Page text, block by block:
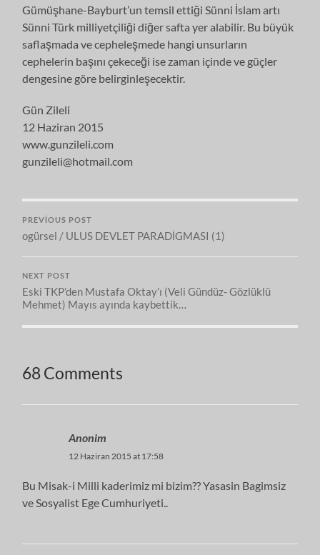
Gümüşhane-Bayburt’un temsil ettiği Sünni İslam artı
Sünni Türk milliyetçiliği diğer safta yer alabilir. Bu büyük
saflaşmada ve cepheleşmede hangi unsurların
cephelerin başını çekeceği ise zaman içinde ve güçler
dengesine göre belirginleşecektir.
Gün Zileli
12 Haziran 2015
www.gunzileli.com
gunzileli@hotmail.com
PREVIOUS POST
ogürsel / ULUS DEVLET PARADİGMASI (1)
NEXT POST
Eski TKP’den Mustafa Oktay’ı (Veli Gündüz- Gözlüklü
Mehmet) Mayıs ayında kaybettik…
68 Comments
Anonim
12 Haziran 2015 at 17:58
Bu Misak-i Milli kaderimiz mi bizim?? Yasasin Bagimsiz
ve Sosyalist Ege Cumhuriyeti..